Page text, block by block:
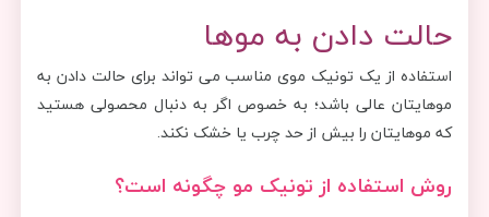
حالت دادن به موها
استفاده از یک تونیک موی مناسب می تواند برای حالت دادن به
موهایتان عالی باشد؛ به خصوص اگر به دنبال محصولی هستید
که موهایتان را بیش از حد چرب یا خشک نکند.
روش استفاده از تونیک مو چگونه است؟